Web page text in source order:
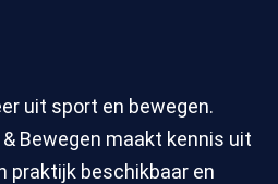
uit sport en bewegen.
Bewegen maakt kennis uit
praktijk beschikbaar en